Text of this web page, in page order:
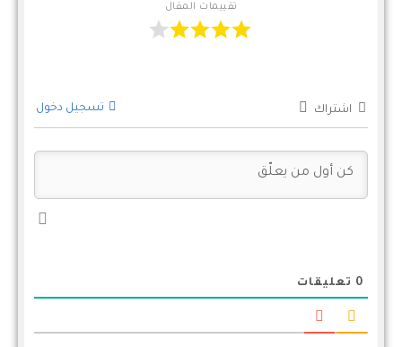
تقييمات المقال
اشتراك تسجيل دخول
0 تعليقات